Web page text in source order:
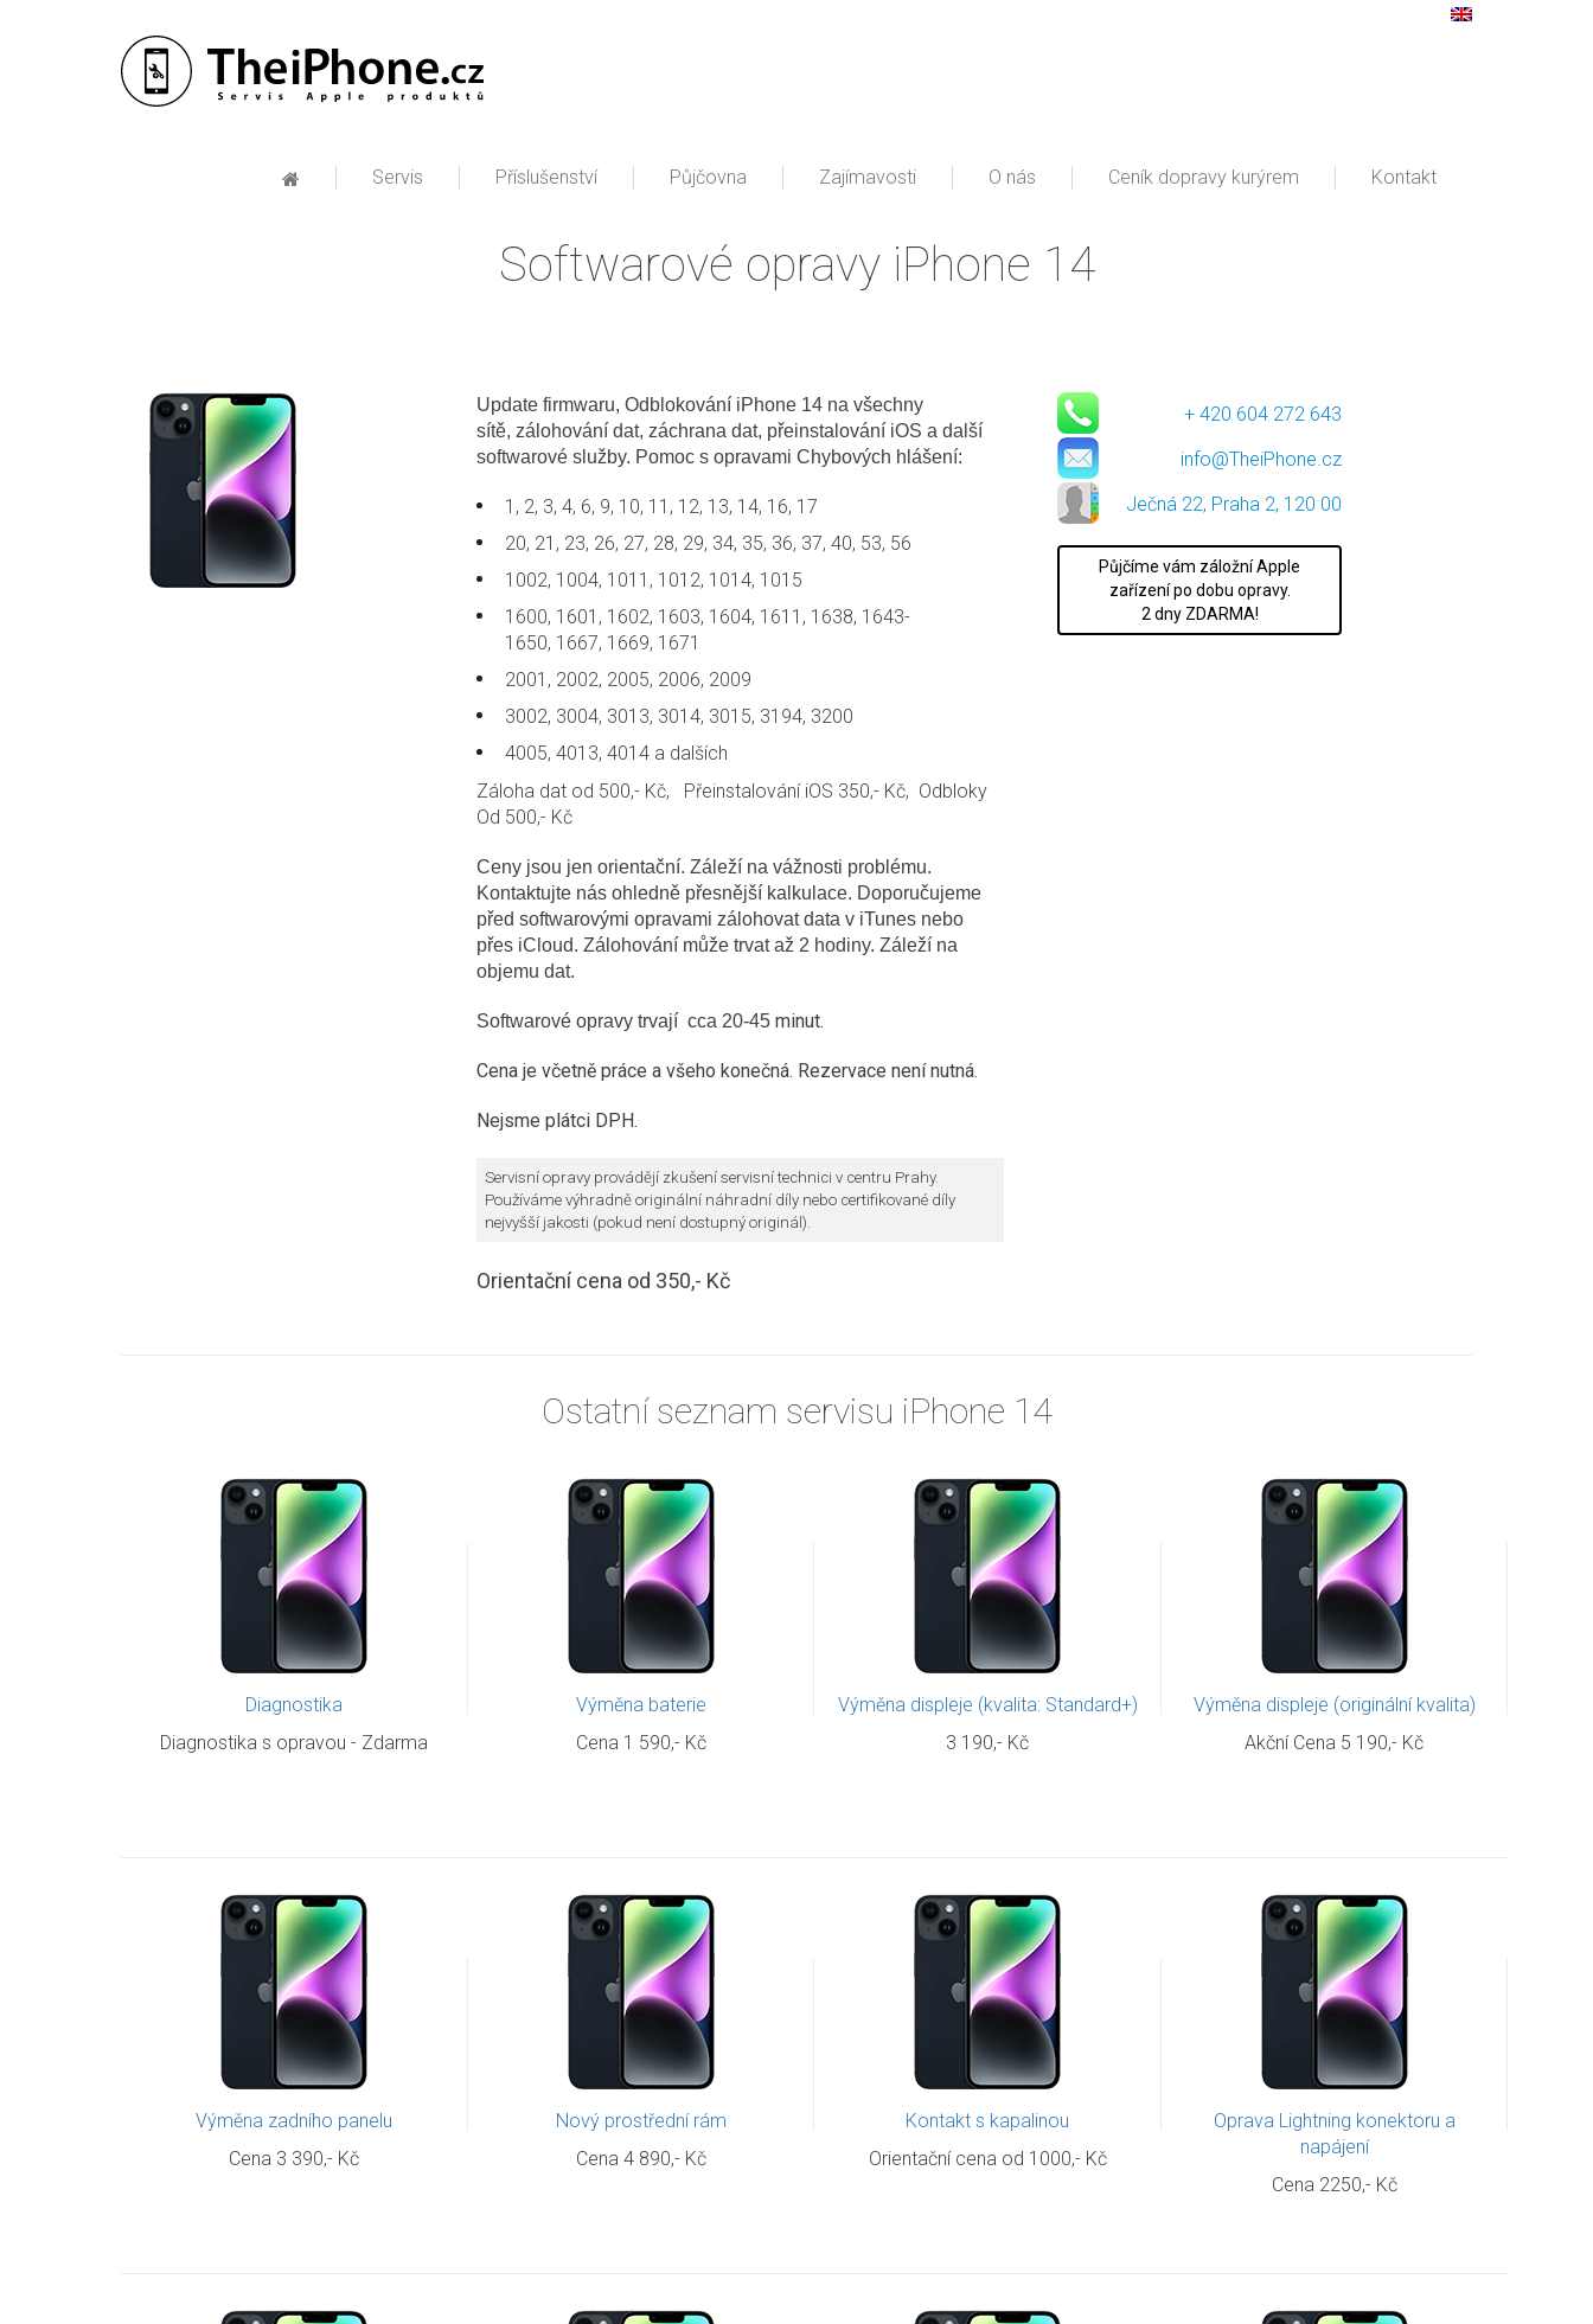
Servis Příslušenství Půjčovna Zajímavosti O nás Ceník dopravy kurýrem Kontakt
Softwarové opravy iPhone 14
Update firmwaru, Odblokování iPhone 14 na všechny
sítě, zálohování dat, záchrana dat, přeinstalování iOS a další
softwarové služby. Pomoc s opravami Chybových hlášení:
1, 2, 3, 4, 6, 9, 10, 11, 12, 13, 14, 16, 17
20, 21, 23, 26, 27, 28, 29, 34, 35, 36, 37, 40, 53, 56
1002, 1004, 1011, 1012, 1014, 1015
1600, 1601, 1602, 1603, 1604, 1611, 1638, 1643-
1650, 1667, 1669, 1671
2001, 2002, 2005, 2006, 2009
3002, 3004, 3013, 3014, 3015, 3194, 3200
4005, 4013, 4014 a dalších
Záloha dat od 500,- Kč, Přeinstalování iOS 350,- Kč, Odbloky
Od 500,- Kč
Ceny jsou jen orientační. Záleží na vážnosti problému.
Kontaktujte nás ohledně přesnější kalkulace. Doporučujeme
před softwarovými opravami zálohovat data v iTunes nebo
přes iCloud. Zálohování může trvat až 2 hodiny. Záleží na
objemu dat.
Softwarové opravy trvají cca 20-45 minut.
Cena je včetně práce a všeho konečná. Rezervace není nutná.
Nejsme plátci DPH.
Servisní opravy provádějí zkušení servisní technici v centru Prahy.
Používáme výhradně originální náhradní díly nebo certifikované díly
nejvyšší jakosti (pokud není dostupný originál).
Orientační cena od 350,- Kč
+ 420 604 272 643
info@TheiPhone.cz
Ječná 22, Praha 2, 120 00
Půjčíme vám záložní Apple
zařízení po dobu opravy.
2 dny ZDARMA!
Ostatní seznam servisu iPhone 14
Diagnostika
Diagnostika s opravou - Zdarma
Výměna baterie
Cena 1 590,- Kč
Výměna displeje (kvalita: Standard+)
3 190,- Kč
Výměna displeje (originální kvalita)
Akční Cena 5 190,- Kč
Výměna zadního panelu
Cena 3 390,- Kč
Nový prostřední rám
Cena 4 890,- Kč
Kontakt s kapalinou
Orientační cena od 1000,- Kč
Oprava Lightning konektoru a
napájení
Cena 2250,- Kč